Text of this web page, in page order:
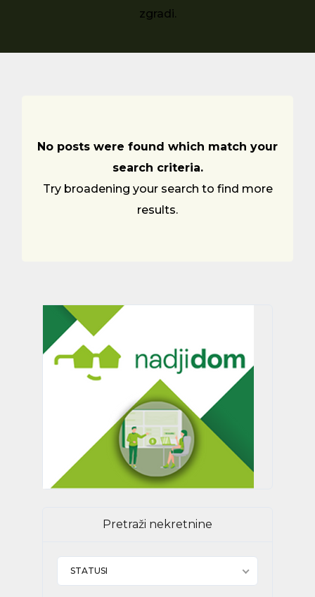
zgradi.
No posts were found which match your
search criteria.
Try broadening your search to find more
results.
Pretraži nekretnine
STATUSI